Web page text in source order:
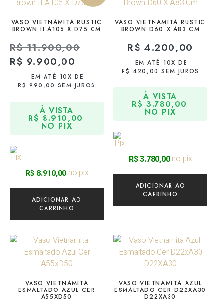
VASO VIETNAMITA RUSTIC
BROWN II A105 X D75 CM
R$11.900,00
R$ 9.900,00
EM ATÉ 10X DE
R$ 990,00 SEM JUROS
À VISTA
R$ 8.910,00
NO PIX
R$8.910,00no pix
ADICIONAR AO
CARRINHO
VASO VIETNAMITA RUSTIC
BROWN D60 X A83 CM
R$ 4.200,00
EM ATÉ 10X DE
R$ 420,00 SEM JUROS
À VISTA
R$ 3.780,00
NO PIX
R$3.780,00no pix
ADICIONAR AO
CARRINHO
VASO VIETNAMITA
ESMALTADO AZUL CER
A55XD50
VASO VIETNAMITA AZUL
ESMALTADO CER D22XA30
D22XA30